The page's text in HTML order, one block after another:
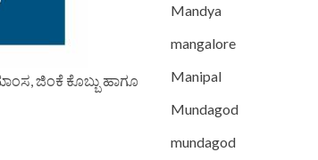
ಜಿಂಕೆ ಕೊಬ್ಬು ಹಾಗೂ
Mandya
mangalore
Manipal
Mundagod
mundagod